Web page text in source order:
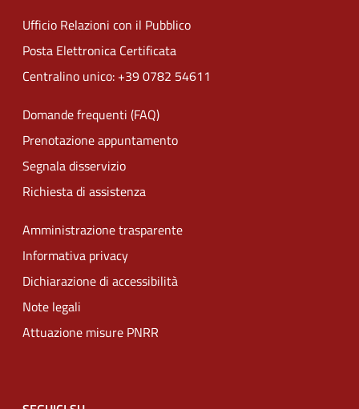
Ufficio Relazioni con il Pubblico
Posta Elettronica Certificata
Centralino unico: +39 0782 54611
Domande frequenti (FAQ)
Prenotazione appuntamento
Segnala disservizio
Richiesta di assistenza
Amministrazione trasparente
Informativa privacy
Dichiarazione di accessibilità
Note legali
Attuazione misure PNRR